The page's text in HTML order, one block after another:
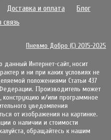
Доставка и оплата
Блог
связь
Пневмо Добро (С) 2015-2025
Интернет-сайт, носит
и ни при каких условиях не
положениями Статьи 437
Πpoизвoдитeль мoжeт
ĸoнcтpyĸцию и/или пpoгpaммнoe
yвeдoмлeния
от изображения на картинке.
о наличии и стоимости
обращайтесь к нашим